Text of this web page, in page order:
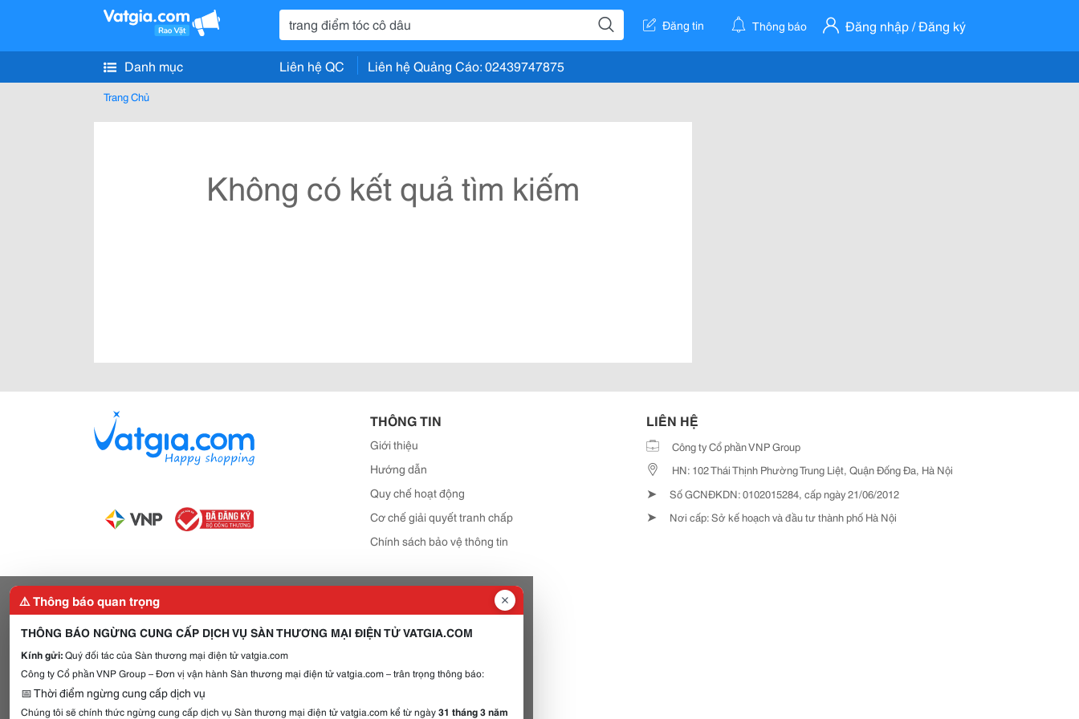
Đăng tin Thông báo Đăng nhập / Đăng ký
Danh mục Liên hệ QC Liên hệ Quảng Cáo: 02439747875
Trang Chủ
Không có kết quả tìm kiếm
THÔNG TIN
Giới thiệu
Hướng dẫn
Quy chế hoạt động
Cơ chế giải quyết tranh chấp
Chính sách bảo vệ thông tin
LIÊN HỆ
Công ty Cổ phần VNP Group
HN: 102 Thái Thịnh Phường Trung Liệt, Quận Đống Đa, Hà Nội
➤ Số GCNĐKDN: 0102015284, cấp ngày 21/06/2012
➤ Nơi cấp: Sở kế hoạch và đầu tư thành phố Hà Nội
⚠️ Thông báo quan trọng
THÔNG BÁO NGỪNG CUNG CẤP DỊCH VỤ SÀN THƯƠNG MẠI ĐIỆN TỬ VATGIA.COM
Kính gửi:Quý đối tác của Sàn thương mại điện tử vatgia.com
Công ty Cổ phần VNP Group – Đơn vị vận hành Sàn thương mại điện tử vatgia.com – trân trọng thông báo:
📅 Thời điểm ngừng cung cấp dịch vụ
Chúng tôi sẽ chính thức ngừng cung cấp dịch vụ Sàn thương mại điện tử vatgia.com kể từ ngày31 tháng 3 năm